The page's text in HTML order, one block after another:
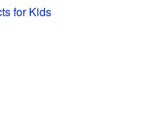
for Kids